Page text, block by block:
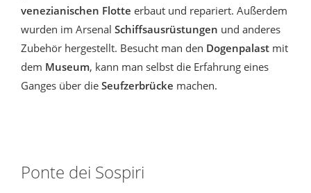
venezianischen Flotte erbaut und repariert. Außerdem
wurden im Arsenal Schiffsausrüstungen und anderes
Zubehör hergestellt. Besucht man den Dogenpalast mit
dem Museum, kann man selbst die Erfahrung eines
Ganges über die Seufzerbrücke machen.
Ponte dei Sospiri